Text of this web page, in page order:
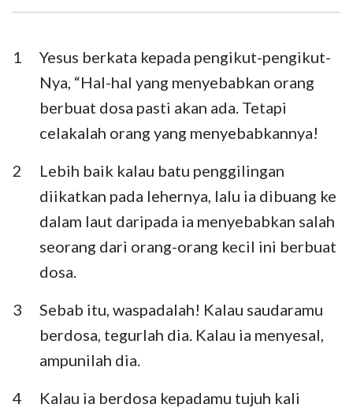
I Timotius II Timotius
Titus Filemon
Ibrani Yakobus
III Yohanes Yudas
Wahyu
1
Yesus berkata kepada pengikut-pengikut-
Nya, “Hal-hal yang menyebabkan orang
berbuat dosa pasti akan ada. Tetapi
celakalah orang yang menyebabkannya!
2
Lebih baik kalau batu penggilingan
diikatkan pada lehernya, lalu ia dibuang ke
dalam laut daripada ia menyebabkan salah
seorang dari orang-orang kecil ini berbuat
dosa.
3
Sebab itu, waspadalah! Kalau saudaramu
berdosa, tegurlah dia. Kalau ia menyesal,
ampunilah dia.
4
Kalau ia berdosa kepadamu tujuh kali